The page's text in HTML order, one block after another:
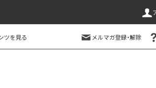
ツを見る メルマガ登録・解除